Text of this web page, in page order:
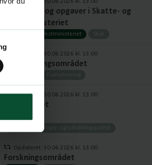
Prioriteter og opgaver i Skatte- og
Vækstministeriet
Skatte- og Vækstministeriet Skat
Opdateret: 30.06.2026 kl. 13:00
Digitaliseringsområdet
Digitalisering
Opdateret: 30.06.2026 kl. 13:00
EU-området
Udenrigs-, europa- og udviklingspolitik
Opdateret: 30.06.2026 kl. 13:00
Forskningsområdet